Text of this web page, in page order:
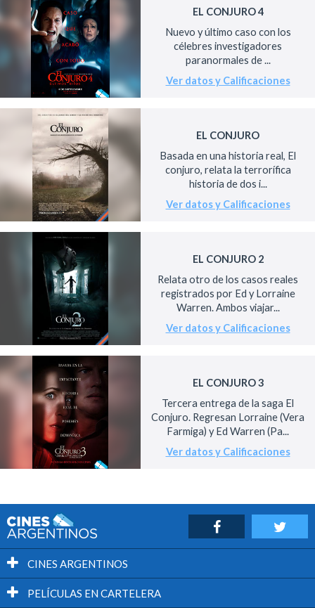
EL CONJURO 4
Nuevo y último caso con los
célebres investigadores
paranormales de ...
Ver datos y Calificaciones
EL CONJURO
Basada en una historia real, El
conjuro, relata la terrorífica
historia de dos i...
Ver datos y Calificaciones
EL CONJURO 2
Relata otro de los casos reales
registrados por Ed y Lorraine
Warren. Ambos viajar...
Ver datos y Calificaciones
EL CONJURO 3
Tercera entrega de la saga El
Conjuro. Regresan Lorraine (Vera
Farmiga) y Ed Warren (Pa...
Ver datos y Calificaciones
CINES ARGENTINOS
PELÍCULAS EN CARTELERA